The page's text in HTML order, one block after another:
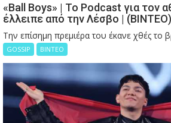
«Ball Boys» | Το Podcast για τον
έλλειπε από την Λέσβο | (ΒΙΝΤΕΟ)
Την επίσημη πρεμιέρα του έκανε χθές το
GOSSIP ΒΙΝΤΕΟ